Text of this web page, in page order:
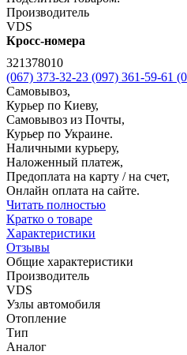
Производитель
VDS
Кросс-номера
321378010
(067) 373-32-23 (097) 361-59-61
Самовывоз,
Курьер по Киеву,
Самовывоз из Почты,
Курьер по Украине.
Наличными курьеру,
Наложенный платеж,
Предоплата на карту / на счет,
Онлайн оплата на сайте.
Читать полностью
Кратко о товаре
Характеристики
Отзывы
Общие характеристики
Производитель
VDS
Узлы автомобиля
Отопление
Тип
Аналог